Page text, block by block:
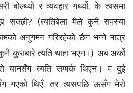
बोल्थ्यो र व्यवहार गर्थ्यो, के त्यसमा
सक्छौ? (त्यतिबेला मैले कुनै समस्या
अनुगमन गरिरहेको छैन भन्ने मात्र
कुराबारे त्यति थाहा भएन।) अब अर्को
यानसँग त्यति सम्पर्क थिएन। म दुई
गएको थिएँ, तर त्यसपछि ऊसँग मेरो